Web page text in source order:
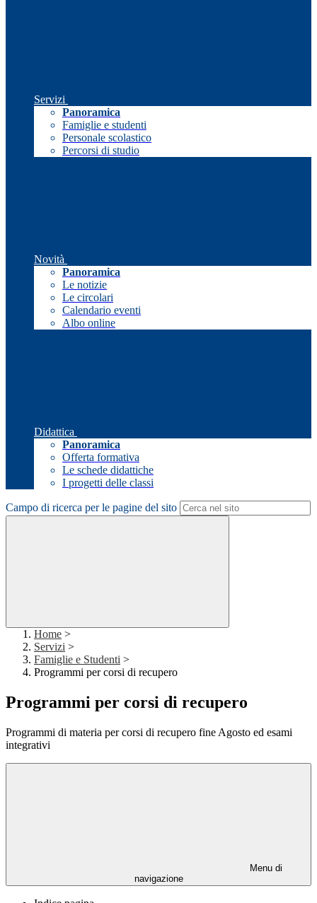
Servizi
Panoramica
Famiglie e studenti
Personale scolastico
Percorsi di studio
Novità
Panoramica
Le notizie
Le circolari
Calendario eventi
Albo online
Didattica
Panoramica
Offerta formativa
Le schede didattiche
I progetti delle classi
Campo di ricerca per le pagine del sito
Home >
Servizi >
Famiglie e Studenti >
Programmi per corsi di recupero
Programmi per corsi di recupero
Programmi di materia per corsi di recupero fine Agosto ed esami
integrativi
Menu di
navigazione